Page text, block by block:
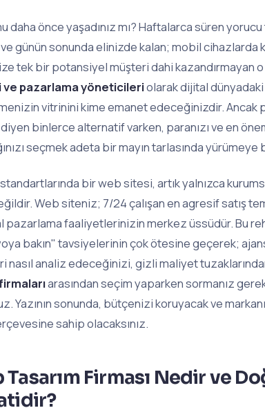
daha önce yaşadınız mı? Haftalarca süren
günün sonunda elinizde kalan; mobil cihazlarda
tek bir potansiyel müşteri dahi kazandırmayan
ve pazarlama yöneticileriolarak dijital dünyadaki
vitrinini kime emanet edeceğinizdir. Ancak
binlerce alternatif varken, paranızı ve en
seçmek adeta bir mayın tarlasında yürümeye
standartlarında bir web sitesi, artık yalnızca
Web siteniz; 7/24 çalışan en agresif satış
pazarlama faaliyetlerinizin merkez üssüdür. Bu
bakın" tavsiyelerinin çok ötesine geçerek;
nasıl analiz edeceğinizi, gizli maliyet tuzaklarından
arasından seçim yaparken sormanız
Yazının sonunda, bütçenizi koruyacak ve
sahip olacaksınız.
Tasarım Firması Nedir ve